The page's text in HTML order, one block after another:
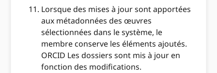
Lorsque des mises à jour sont apportées
aux métadonnées des œuvres
sélectionnées dans le système, le
membre conserve les éléments ajoutés.
ORCID Les dossiers sont mis à jour en
fonction des modifications.